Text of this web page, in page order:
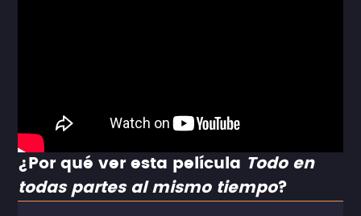
¿Por qué ver esta película Todo en
todas partes al mismo tiempo?